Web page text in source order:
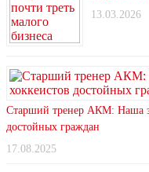
13.03.2026
Старший тренер АКМ: Наша
достойных граждан
17.08.2025